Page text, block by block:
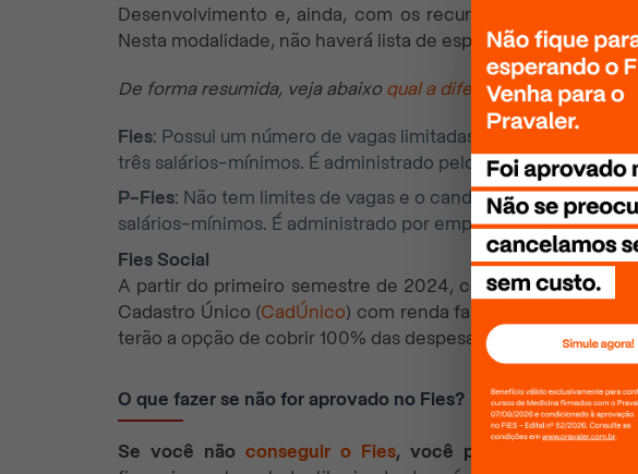
Desenvolvimento e, ainda, com os recursos de bancos
Nesta modalidade, não haverá lista de espera, mas apenas
De forma resumida, veja abaixo qual a diferença do Fies e do
Fies: Possui um número de vagas limitadas e o candidato
três salários-mínimos. É administrado pelo governo.
P-Fies: Não tem limites de vagas e o candidato precisa ter
salários-mínimos. É administrado por empresas privadas.
Fies Social
A partir do primeiro semestre de 2024, com a chegada do
Cadastro Único (CadÚnico) com renda familiar per capita
terão a opção de cobrir 100% das despesas universitárias
O que fazer se não for aprovado no Fies?
Se você não conseguir o Fies, você pode contar com